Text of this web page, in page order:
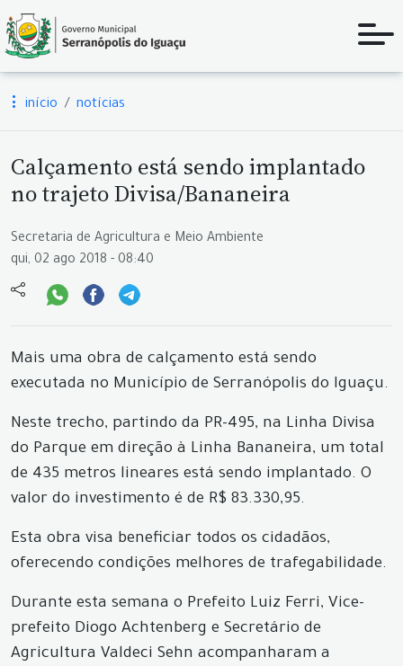
início notícias
Calçamento está sendo implantado
no trajeto Divisa/Bananeira
Secretaria de Agricultura e Meio Ambiente
qui, 02 ago 2018 - 08:40
Mais uma obra de calçamento está sendo
executada no Município de Serranópolis do Iguaçu.
Neste trecho, partindo da PR-495, na Linha Divisa
do Parque em direção à Linha Bananeira, um total
de 435 metros lineares está sendo implantado. O
valor do investimento é de R$ 83.330,95.
Esta obra visa beneficiar todos os cidadãos,
oferecendo condições melhores de trafegabilidade.
Durante esta semana o Prefeito Luiz Ferri, Vice-
prefeito Diogo Achtenberg e Secretário de
Agricultura Valdeci Sehn acompanharam a